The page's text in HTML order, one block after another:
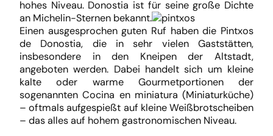
hohes Niveau. Donostia ist für seine große Dichte
an Michelin-Sternen bekannt.
Einen ausgesprochen guten Ruf haben die Pintxos
de Donostia, die in sehr vielen Gaststätten,
insbesondere in den Kneipen der Altstadt,
angeboten werden. Dabei handelt sich um kleine
kalte oder warme Gourmetportionen der
sogenannten Cocina en miniatura (Miniaturküche)
– oftmals aufgespießt auf kleine Weißbrotscheiben
– das alles auf hohem gastronomischen Niveau.